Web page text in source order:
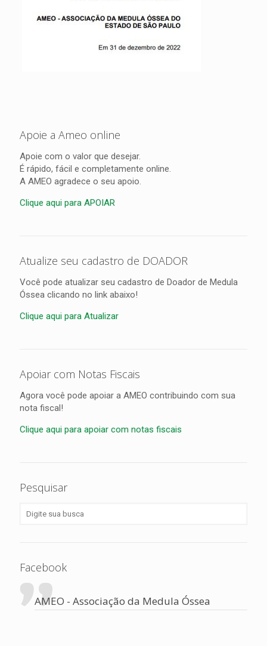
Apoie a Ameo online
Apoie com o valor que desejar.
É rápido, fácil e completamente online.
A AMEO agradece o seu apoio.
Clique aqui para APOIAR
Atualize seu cadastro de DOADOR
Você pode atualizar seu cadastro de Doador de Medula
Óssea clicando no link abaixo!
Clique aqui para Atualizar
Apoiar com Notas Fiscais
Agora você pode apoiar a AMEO contribuindo com sua
nota fiscal!
Clique aqui para apoiar com notas fiscais
Pesquisar
Facebook
AMEO - Associação da Medula Óssea